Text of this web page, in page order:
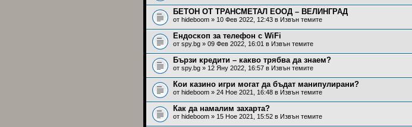
БЕТОН ОТ ТРАНСМЕТАЛ ЕООД – ВЕЛИНГРАД
от hideboom » 10 Фев 2022, 12:43 в Извън темите
Ендоскоп за телефон с WiFi
от spy.bg » 09 Фев 2022, 16:01 в Извън темите
Бързи кредити – какво трябва да знаем?
от spy.bg » 12 Яну 2022, 16:57 в Извън темите
Кои казино игри могат да бъдат манипулирани?
от hideboom » 24 Ное 2021, 16:48 в Извън темите
Как да намалим захарта?
от hideboom » 15 Ное 2021, 15:52 в Извън темите